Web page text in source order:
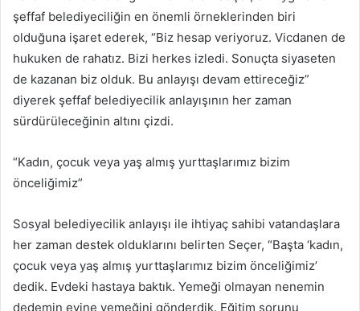
şeffaf belediyeciliğin en önemli örneklerinden biri
olduğuna işaret ederek, “Biz hesap veriyoruz. Vicdanen de
hukuken de rahatız. Bizi herkes izledi. Sonuçta siyaseten
de kazanan biz olduk. Bu anlayışı devam ettireceğiz”
diyerek şeffaf belediyecilik anlayışının her zaman
sürdürüleceğinin altını çizdi.
“Kadın, çocuk veya yaş almış yurttaşlarımız bizim
önceliğimiz”
Sosyal belediyecilik anlayışı ile ihtiyaç sahibi vatandaşlara
her zaman destek olduklarını belirten Seçer, “Başta ‘kadın,
çocuk veya yaş almış yurttaşlarımız bizim önceliğimiz’
dedik. Evdeki hastaya baktık. Yemeği olmayan nenemin
dedemin evine yemeğini gönderdik. Eğitim sorunu